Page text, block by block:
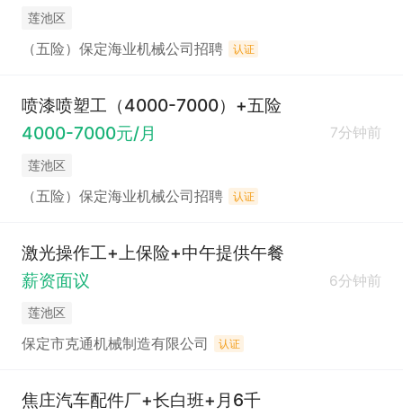
莲池区
（五险）保定海业机械公司招聘 认证
喷漆喷塑工（4000-7000）+五险
4000-7000元/月
7分钟前
莲池区
（五险）保定海业机械公司招聘 认证
激光操作工+上保险+中午提供午餐
薪资面议
6分钟前
莲池区
保定市克通机械制造有限公司 认证
焦庄汽车配件厂+长白班+月6千